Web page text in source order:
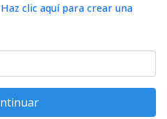
Haz clic aquí para crear una